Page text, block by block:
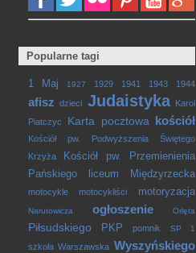
Popularne tagi
1 Maj 1927 1929 1941 1943 1944
afisz dzieci Judaistyka
Karol
Piatczyc
Karta pocztowa kościół
Kościół pw. Podwyższenia Świętego
Krzyża
Kościół pw. Przemienienia
Pańskiego
liceum Międzyrzecka
motocykle motocykliści motoryzacja
Narutowicza ogłoszenie Orlęta
Piłsudskiego PKP pomnik SP 1
szkoła Warszawska Wyszyńskiego